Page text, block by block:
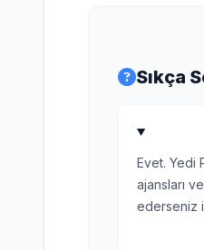
Sıkça
Evet. Yedi
ajansları
ederseniz